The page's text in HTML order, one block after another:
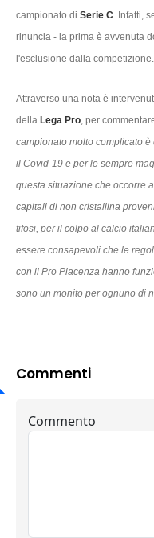
campionato di Serie C. Infatti,
rinuncia - la prima è avvenuta
l'esclusione dalla competizione.
Attraverso una nota è
della Lega Pro, per
campionato molto complicato
il Covid-19 e per le sempre
questa situazione che occorre
capitali di non cristallina
tifosi, per il colpo al calcio
essere consapevoli che le
con il Pro Piacenza hanno
sono un monito per ognuno di
Commenti